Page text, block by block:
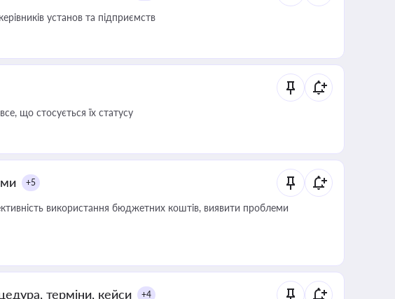
установ та підприємств
що стосується їх статусу
+5
використання бюджетних коштів, виявити проблеми
терміни, кейси +4